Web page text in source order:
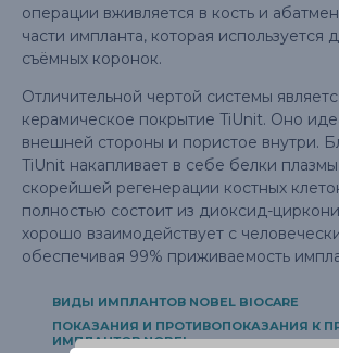
операции вживляется в кость и
части импланта, которая используется
съёмных коронок.
Отличительной чертой системы
керамическое покрытие TiUnit. Оно
внешней стороны и пористое внутри.
TiUnit накапливает в себе белки
скорейшей регенерации костных
полностью состоит из диоксид-
хорошо взаимодействует с
обеспечивая 99% приживаемость
ВИДЫ ИМПЛАНТОВ NOBEL BIOCARE
ПОКАЗАНИЯ И ПРОТИВОПОКАЗАНИЯ К
ИМПЛАНТОВ NOBEL